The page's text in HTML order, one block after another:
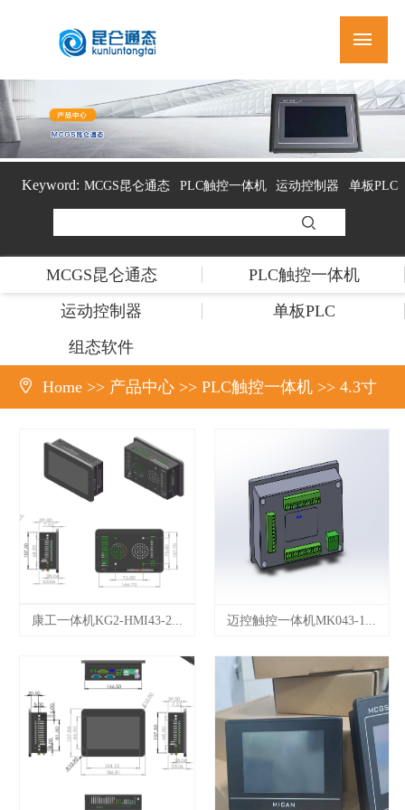
Keyword: MCGS昆仑通态 PLC触控一体机 运动控制器 单板PLC
组态软件
MCGS昆仑通态
PLC触控一体机
运动控制器
单板PLC
组态软件
 Home >> 产品中心 >>PLC触控一体机 >>4.3寸
康工一体机KG2-HMI43-2... 迈控触控一体机MK043-1...